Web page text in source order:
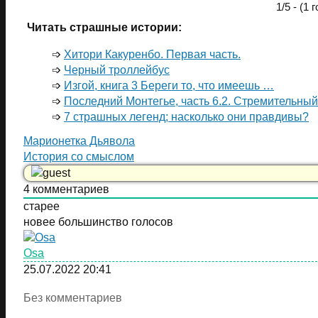
1/5 - (1
Читать страшные истории:
➩ Хитори Какуренбо. Первая часть.
➩ Черный троллейбус
➩ Изгой, книга 3 Береги то, что имеешь …
➩ Последний Монтегье, часть 6.2. Стремительный
➩ 7 страшных легенд; насколько они правдивы?
Марионетка Дьявола
История со смыслом
4 комментариев
старее
новее большинство голосов
Osa
25.07.2022 20:41
Без комментариев